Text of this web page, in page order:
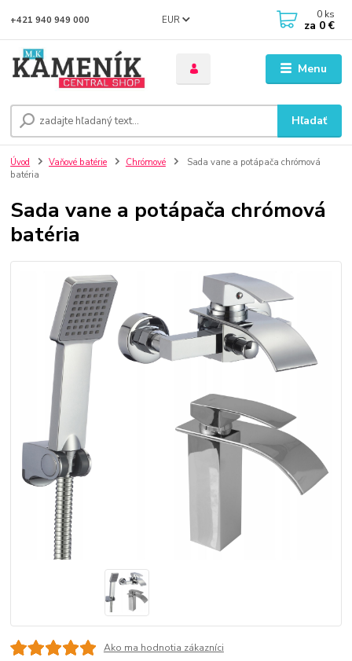
Menu
EUR
Hľadať
+421 940 949 000 0 ks
za 0 €
Úvod Vaňové batérie Chrómové
Sada vane a potápača chrómová
batéria
Sada vane a potápača chrómová
batéria
Ako ma hodnotia zákazníci